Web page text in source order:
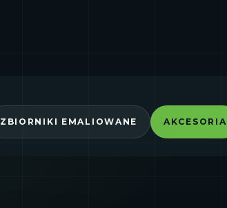
ZBIORNIKI EMALIOWANE AKCESORIA